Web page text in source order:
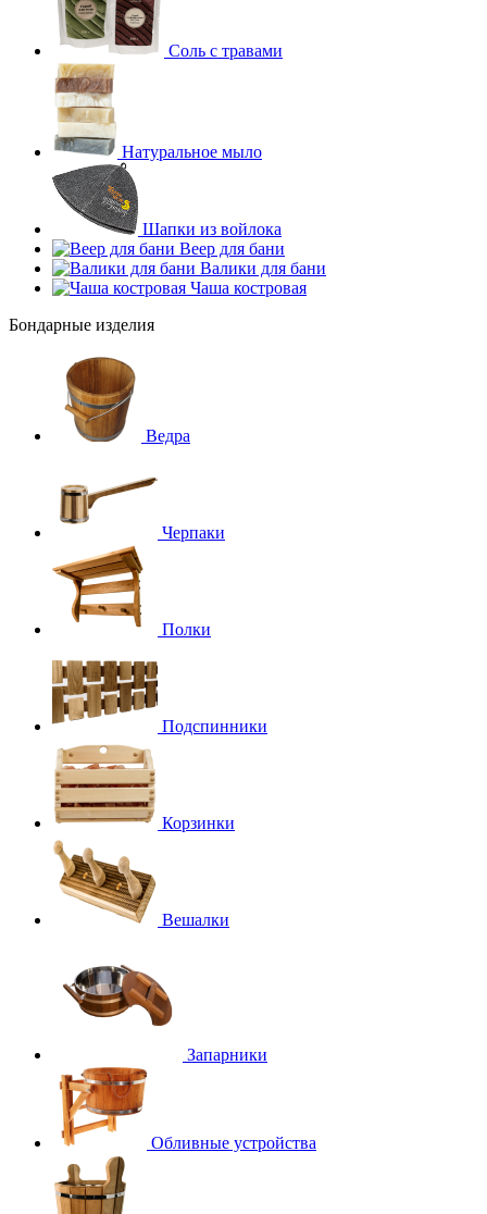
Соль с травами
Натуральное мыло
Шапки из войлока
Веер для бани
Валики для бани
Чаша костровая
Бондарные изделия
Ведра
Черпаки
Полки
Подспинники
Корзинки
Вешалки
Запарники
Обливные устройства